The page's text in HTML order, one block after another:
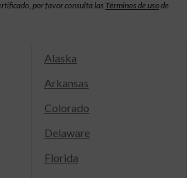
por favor consulta las Términos de usode
Alaska
Arkansas
Colorado
Delaware
Florida